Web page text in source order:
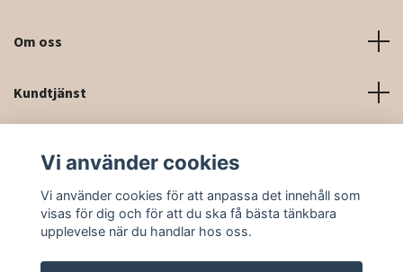
Om oss
Kundtjänst
Sociala medier
Vi använder cookies
Vi använder cookies för att anpassa det innehåll som
visas för dig och för att du ska få bästa tänkbara
upplevelse när du handlar hos oss.